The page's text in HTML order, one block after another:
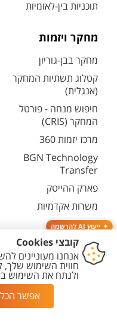
ייעוץ AI להרשמה
תוכניות בין-לאומיות
מחקר ויזמות
מחקר בבן-גוריון
קטלוג תשתיות המחקר
(אנגלית)
חיפוש מנחה - פורטל
המחקר (CRIS)
מרכז יזמות 360
BGN Technology
Transfer
פארק ההייטק
משרות אקדמיות
נגישות
מדיניות